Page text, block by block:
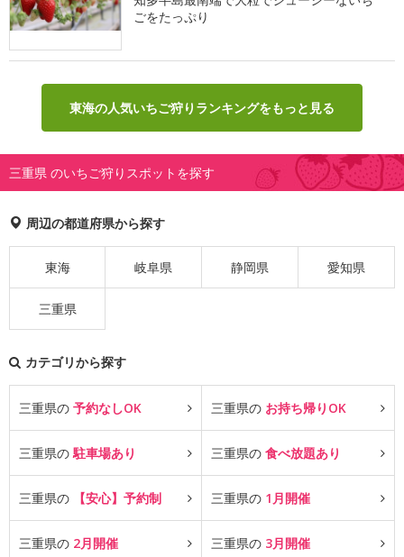
ごをたっぷり
東海の人気いちご狩りランキングをもっと見る
三重県 のいちご狩りスポットを探す
周辺の都道府県から探す
東海 岐阜県 静岡県 愛知県
三重県
カテゴリから探す
三重県の 予約なしOK 三重県の お持ち帰りOK
三重県の駐車場あり 三重県の 食べ放題あり
三重県の 【安心】予約制 三重県の 1月開催
三重県の 2月開催 三重県の 3月開催